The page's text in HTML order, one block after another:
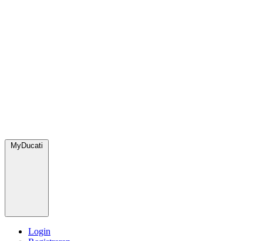
MyDucati
Login